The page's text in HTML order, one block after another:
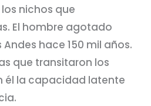
nichos que
El hombre agotado
hace 150 mil años.
que transitaron los
él la capacidad latente